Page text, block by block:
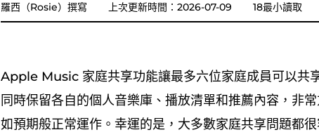
潘多拉音樂轉換器
羅西（Rosie）撰寫 上次更新時間：2026-07-09 18最小讀取
Apple Music 家庭共享功能讓最多六位家庭成員可以共
同時保留各自的個人音樂庫、播放清單和推薦內容，非
如預期般正常運作。幸運的是，大多數家庭共享問題都